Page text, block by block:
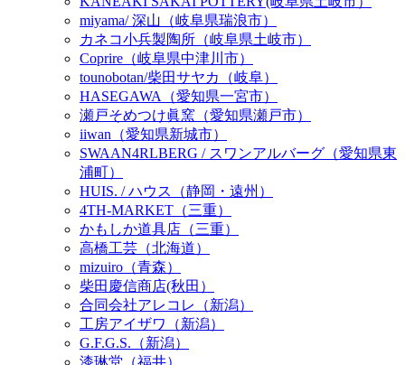
miyama/ 深山（岐阜県瑞浪市）
カネコ小兵製陶所（岐阜県土岐市）
Coprire（岐阜県中津川市）
tounobotan/柴田サヤカ（岐阜）
HASEGAWA（愛知県一宮市）
瀬戸そめつけ眞窯（愛知県瀬戸市）
iiwan（愛知県新城市）
SWAAN4RLBERG / スワンアルバーグ（愛知県東
浦町）
HUIS. / ハウス（静岡・遠州）
4TH-MARKET（三重）
かもしか道具店（三重）
高橋工芸（北海道）
mizuiro（青森）
柴田慶信商店(秋田）
合同会社アレコレ（新潟）
工房アイザワ（新潟）
G.F.G.S.（新潟）
漆琳堂（福井）